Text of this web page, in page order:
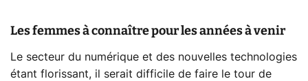
Les femmes à connaître pour les années à venir
Le secteur du numérique et des nouvelles technologies
étant florissant, il serait difficile de faire le tour de